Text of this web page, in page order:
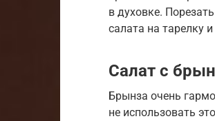
в духовке.
салата на тарелку
Салат с
Брынза очень
не использовать